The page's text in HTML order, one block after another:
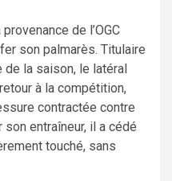
de l’OGC
son palmarès. Titulaire
la saison, le latéral
à la compétition,
contractée contre
son entraîneur, il a cédé
touché, sans